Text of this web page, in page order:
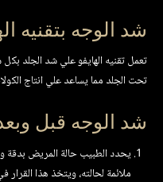
شد الوجه بتقنيه
تعمل تقنيه الهايفو علي شد الجلد بكل
تحت الجلد مما يساعد علي انتاج
شد الوجه قبل
يحدد الطبيب حالة المريض بدقة
ملائمة لحالته، ويتخذ هذا